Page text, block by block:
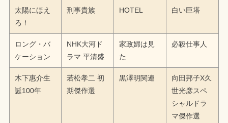
太陽にほえ
ろ！
刑事貴族 HOTEL 白い巨塔
ロング・バ
ケーション
NHK大河ド
ラマ 平清盛
家政婦は見
た
必殺仕事人
木下惠介生
誕100年
若松孝二 初
期傑作選
黒澤明関連
向田邦子X久
世光彦スペ
シャルドラ
マ傑作選